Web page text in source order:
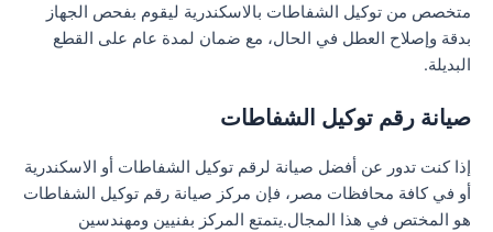
متخصص من توكيل الشفاطات بالاسكندرية ليقوم بفحص الجهاز
بدقة وإصلاح العطل في الحال، مع ضمان لمدة عام على القطع
البديلة.
صيانة رقم توكيل الشفاطات
إذا كنت تدور عن أفضل صيانة لرقم توكيل الشفاطات أو الاسكندرية
أو في كافة محافظات مصر، فإن مركز صيانة رقم توكيل الشفاطات
هو المختص في هذا المجال.يتمتع المركز بفنيين ومهندسين